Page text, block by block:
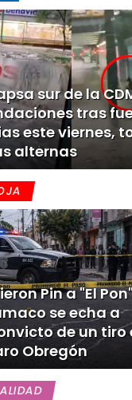
sur de la
tras
este viernes,
alternas
Pin a "El
se echa a
de un tiro
Obregón